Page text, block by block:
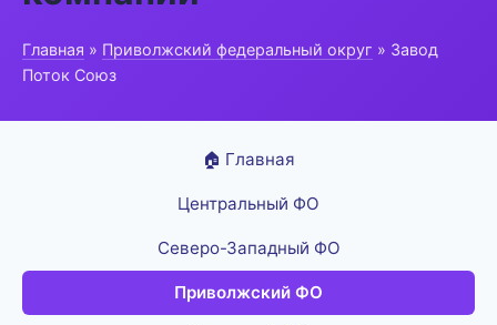
Главная » Приволжский федеральный округ » Завод
Поток Союз
🏠 Главная
Центральный ФО
Северо-Западный ФО
Приволжский ФО